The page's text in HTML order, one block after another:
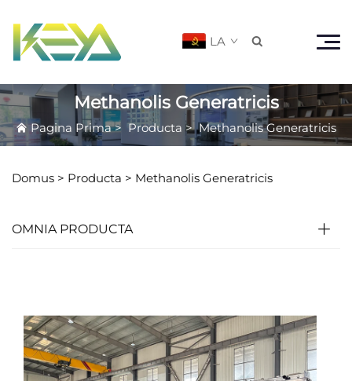
LA 
Methanolis Generatricis
Pagina Prima>Producta >Methanolis Generatricis
Domus > Producta > Methanolis Generatricis
OMNIA PRODUCTA